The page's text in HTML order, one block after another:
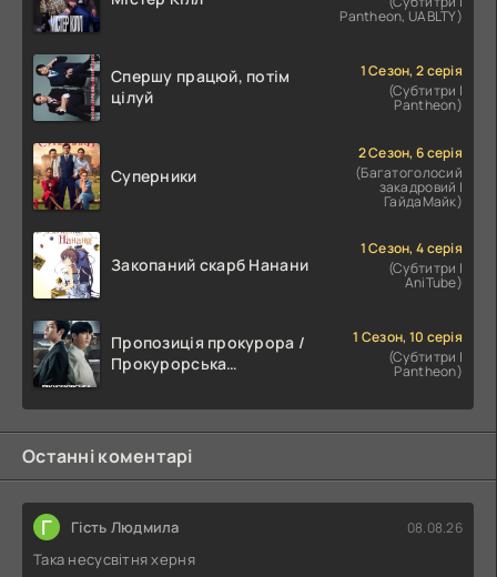
Pantheon, UABLTY)
Спершу працюй, потім
цілуй
1 Сезон, 2 серія
(Субтитри |
Pantheon)
Суперники
2 Сезон, 6 серія
(Багатоголосий
закадровий |
ГайдаМайк)
Закопаний скарб Нанани
1 Сезон, 4 серія
(Субтитри |
AniTube)
Пропозиція прокурора /
Прокурорська
1 Сезон, 10 серія
(Субтитри |
Pantheon)
Останні коментарі
Г Гість Людмила 08.08.26
Така несусвітня херня